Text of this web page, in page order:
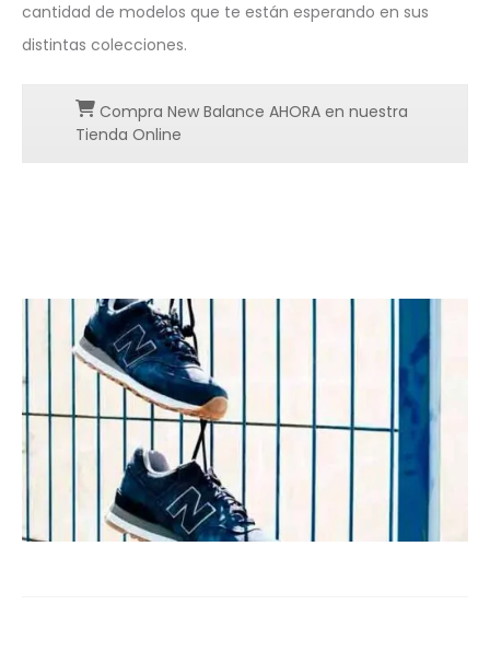
cantidad de modelos que te están esperando en sus
distintas colecciones.
Compra New Balance AHORA en nuestra
Tienda Online